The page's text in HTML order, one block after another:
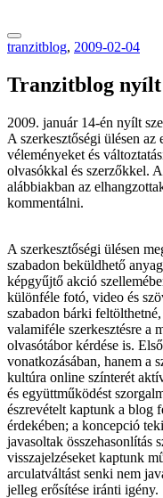
tranzitblog, 2009-02-04
Tranzitblog nyílt
2009. január 14-én nyílt
A szerkesztőségi ülésen
véleményeket és
olvasókkal és szerzőkkel.
alábbiakban az
kommentálni.
A szerkesztőségi ülésen
szabadon beküldhető
képgyűjtő akció
különféle fotó, video és
szabadon bárki
valamiféle szerkesztésre a
olvasótábor kérdése is.
vonatkozásában, hanem a
kultúra online színterét
és együttműködést
észrevételt kaptunk a blog
érdekében; a koncepció
javasoltak összehasonlítás
visszajelzéseket kaptunk
arculatváltást senki nem
jelleg erősítése iránti igény.